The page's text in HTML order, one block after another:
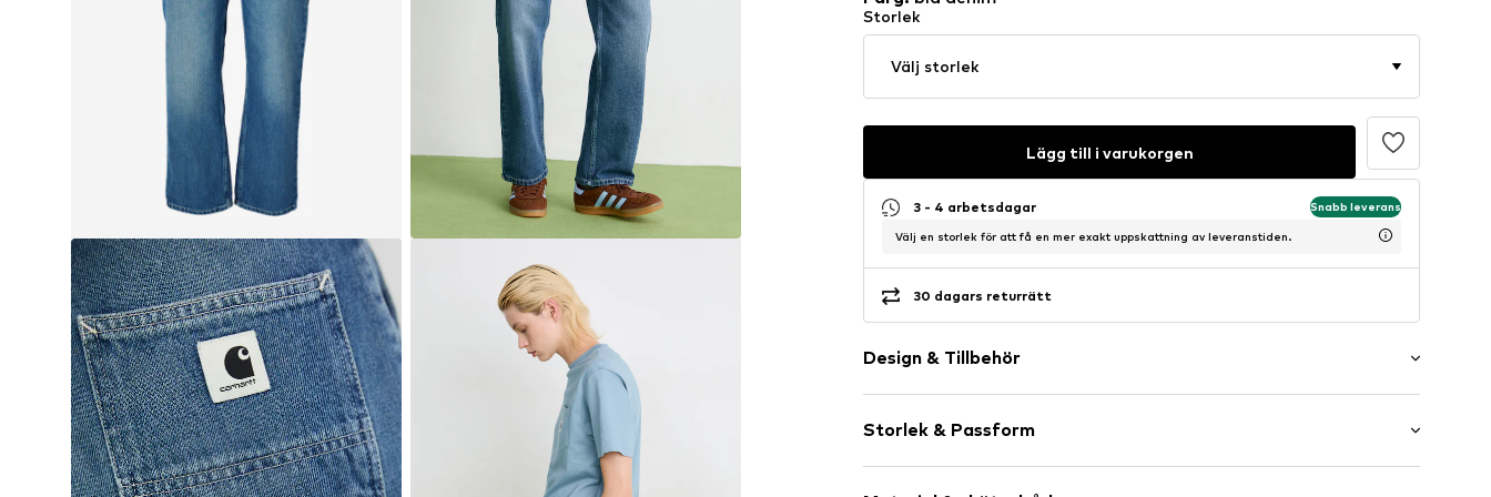
Storlek
Välj storlek
Lägg till i varukorgen
3 - 4 arbetsdagar Snabb leverans
Välj en storlek för att få en mer exakt uppskattning av leveranstiden.
30 dagars returrätt
Design & Tillbehör
Jeans
Light washed
Vadderad fåll/kant
Storlek & Passform